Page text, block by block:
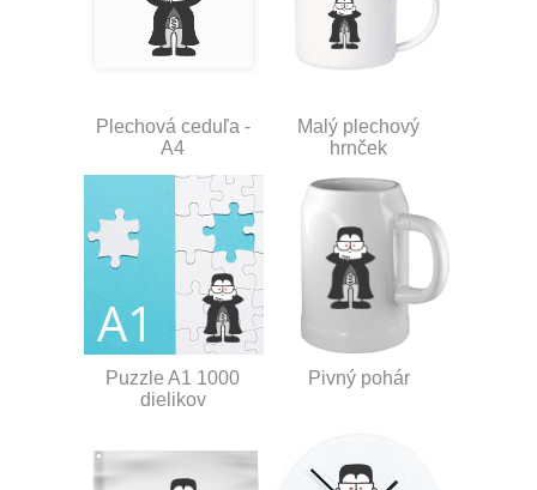
Plechová ceduľa -
A4
Malý plechový
hrnček
Puzzle A1 1000
dielikov
Pivný pohár